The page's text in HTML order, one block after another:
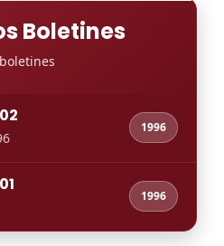
Boletines
1996
1996